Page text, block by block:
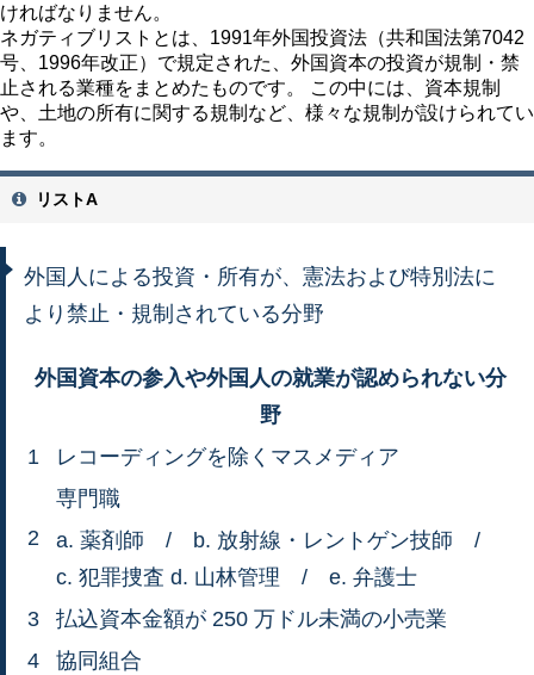
ければなりません。
ネガティブリストとは、1991年外国投資法（共和国法第7042
号、1996年改正）で規定された、外国資本の投資が規制・禁
止される業種をまとめたものです。 この中には、資本規制
や、土地の所有に関する規制など、様々な規制が設けられてい
ます。
リストA
外国人による投資・所有が、憲法および特別法に
より禁止・規制されている分野
外国資本の参入や外国人の就業が認められない分
野
1
レコーディングを除くマスメディア
2
専門職
a. 薬剤師 / b. 放射線・レントゲン技師 /
c. 犯罪捜査 d. 山林管理 / e. 弁護士
3
払込資本金額が 250 万ドル未満の小売業
4
協同組合